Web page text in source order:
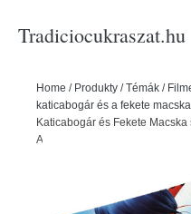
Tradiciocukraszat.hu
Home / Produkty /Témák /
katicabogár és a fekete
Katicabogár és Fekete
Amscan